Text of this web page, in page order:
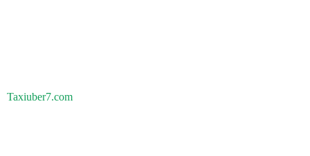
Taxiuber7.com